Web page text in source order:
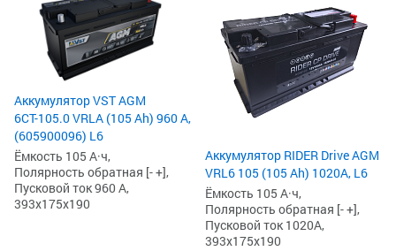
Аккумулятор VST AGM
6СТ-105.0 VRLA (105 Ah) 960 А,
(605900096) L6
Ёмкость 105 А·ч,
Полярность обратная [- +],
Пусковой ток 960 А,
393x175x190
Аккумулятор RIDER Drive AGM
VRL6 105 (105 Ah) 1020А, L6
Ёмкость 105 А·ч,
Полярность обратная [- +],
Пусковой ток 1020А,
393x175x190